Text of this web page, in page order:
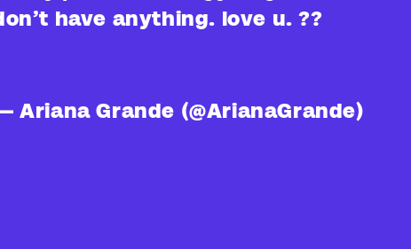
have anything. love u. ??
Ariana Grande (@ArianaGrande)